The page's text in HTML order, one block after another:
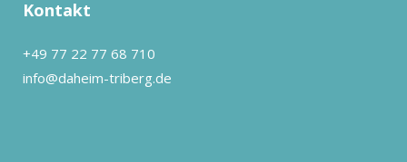
Kontakt
+49 77 22 77 68 710
info@daheim-triberg.de